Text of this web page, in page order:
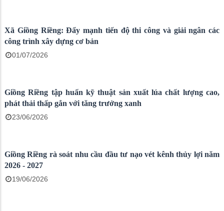
Xã Giồng Riềng: Đẩy mạnh tiến độ thi công và giải ngân các
công trình xây dựng cơ bản
01/07/2026
Giồng Riềng tập huấn kỹ thuật sản xuất lúa chất lượng cao,
phát thải thấp gắn với tăng trưởng xanh
23/06/2026
Giồng Riềng rà soát nhu cầu đầu tư nạo vét kênh thủy lợi năm
2026 - 2027
19/06/2026